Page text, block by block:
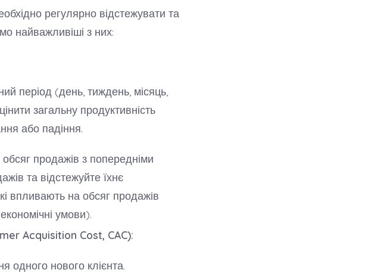
регулярно відстежувати та
найважливіші з них:
період (день, тиждень, місяць,
загальну продуктивність
або падіння.
продажів з попередніми
та відстежуйте їхнє
впливають на обсяг продажів
умови).
Acquisition Cost, CAC):
одного нового клієнта.